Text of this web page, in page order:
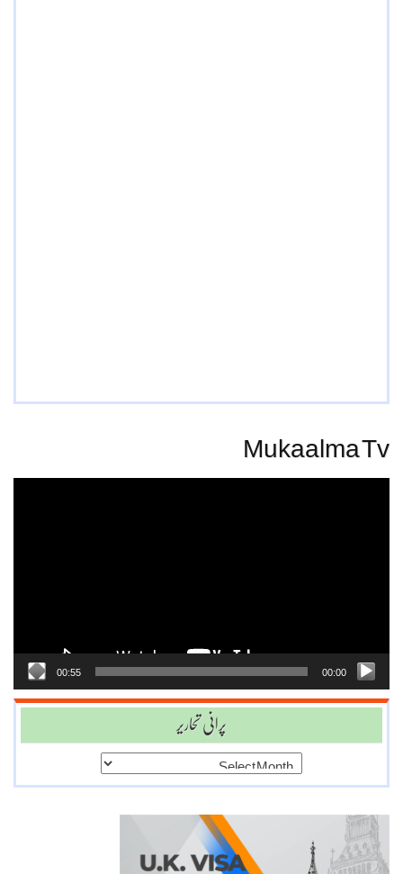
Mukaalma Tv
00:00
00:55
پرانی تحاریر